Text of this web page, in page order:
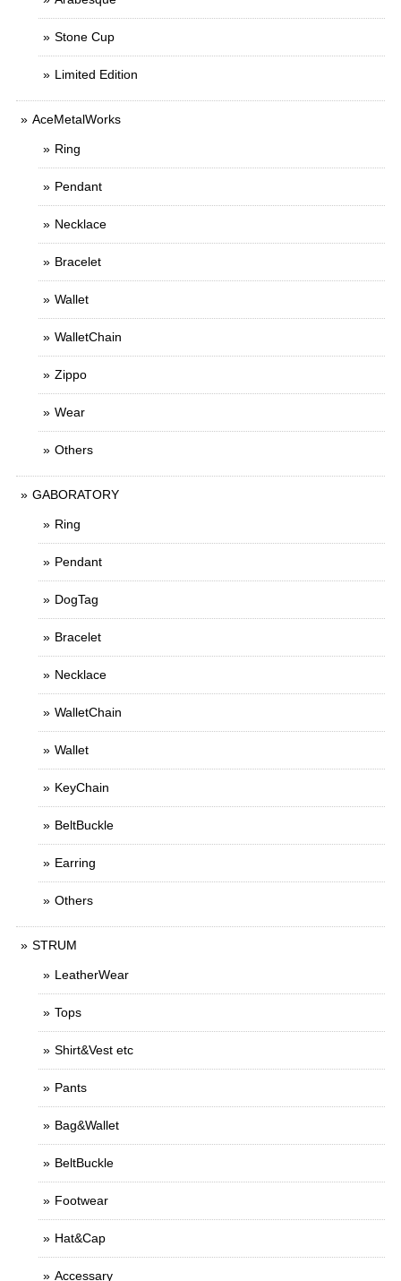
Stone Cup
Limited Edition
AceMetalWorks
Ring
Pendant
Necklace
Bracelet
Wallet
WalletChain
Zippo
Wear
Others
GABORATORY
Ring
Pendant
DogTag
Bracelet
Necklace
WalletChain
Wallet
KeyChain
BeltBuckle
Earring
Others
STRUM
LeatherWear
Tops
Shirt&Vest etc
Pants
Bag&Wallet
BeltBuckle
Footwear
Hat&Cap
Accessary